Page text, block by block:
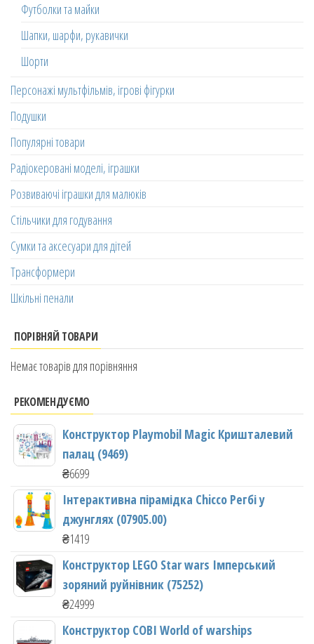
Футболки та майки
Шапки, шарфи, рукавички
Шорти
Персонажі мультфільмів, ігрові фігурки
Подушки
Популярні товари
Радіокеровані моделі, іграшки
Розвиваючі іграшки для малюків
Стільчики для годування
Сумки та аксесуари для дітей
Трансформери
Шкільні пенали
ПОРІВНЯЙ ТОВАРИ
Немає товарів для порівняння
РЕКОМЕНДУЄМО
Конструктор Playmobil Magic Кришталевий
палац (9469)
₴6699
Інтерактивна пірамідка Chicco Регбі у
джунглях (07905.00)
₴1419
Конструктор LEGO Star wars Імперський
зоряний руйнівник (75252)
₴24999
Конструктор COBI World of warships